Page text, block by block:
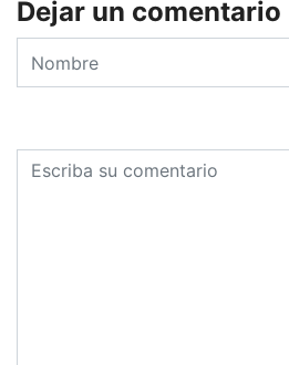
Dejar un comentario